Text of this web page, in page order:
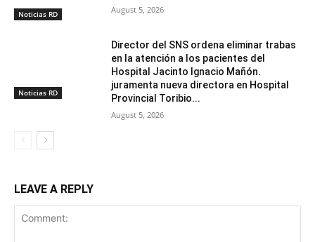
Noticias RD August 5, 2026
Noticias RD
Director del SNS ordena eliminar trabas
en la atención a los pacientes del
Hospital Jacinto Ignacio Mañón.
juramenta nueva directora en Hospital
Provincial Toribio...
August 5, 2026
LEAVE A REPLY